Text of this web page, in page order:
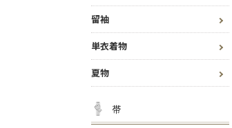
留袖
単衣着物
夏物
帯